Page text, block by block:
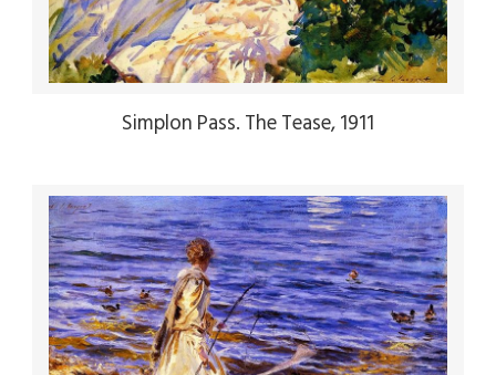
Simplon Pass. The Tease, 1911